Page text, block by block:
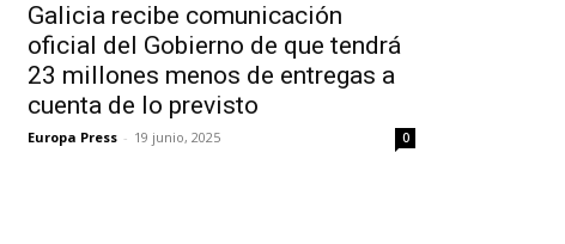
Galicia recibe comunicación
oficial del Gobierno de que tendrá
23 millones menos de entregas a
cuenta de lo previsto
Europa Press - 19 junio, 2025 0